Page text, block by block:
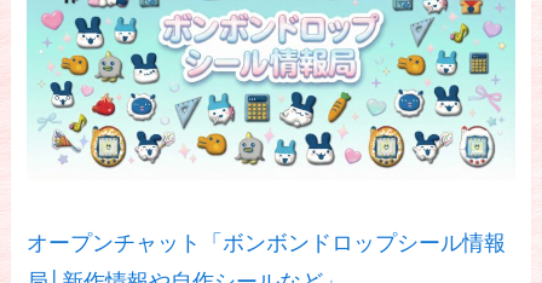
オープンチャット「ボンボンドロップシール情報